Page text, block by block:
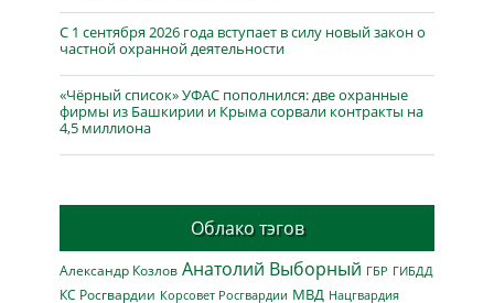
С 1 сентября 2026 года вступает в силу новый закон о
частной охранной деятельности
«Чёрный список» УФАС пополнился: две охранные
фирмы из Башкирии и Крыма сорвали контракты на
4,5 миллиона
Облако тэгов
Александр Козлов Анатолий Выборный ГБР ГИБДД
КС Росгвардии Корсовет Росгвардии МВД Нацгвардия